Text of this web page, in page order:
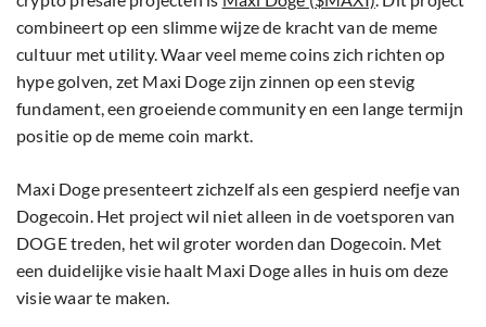
combineert op een slimme wijze de kracht van de meme
cultuur met utility. Waar veel meme coins zich richten op
hype golven, zet Maxi Doge zijn zinnen op een stevig
fundament, een groeiende community en een lange termijn
positie op de meme coin markt.
Maxi Doge presenteert zichzelf als een gespierd neefje van
Dogecoin. Het project wil niet alleen in de voetsporen van
DOGE treden, het wil groter worden dan Dogecoin. Met
een duidelijke visie haalt Maxi Doge alles in huis om deze
visie waar te maken.